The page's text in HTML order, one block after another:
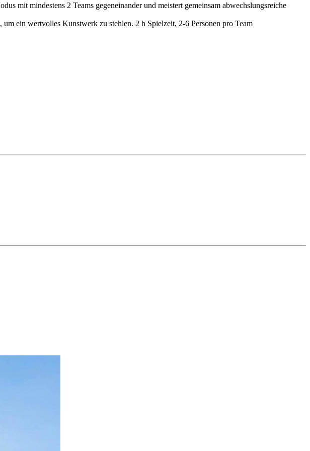
mit mindestens 2 Teams gegeneinander und meistert gemeinsam abwechslungsreiche
ein wertvolles Kunstwerk zu stehlen. 2 h Spielzeit, 2-6 Personen pro Team